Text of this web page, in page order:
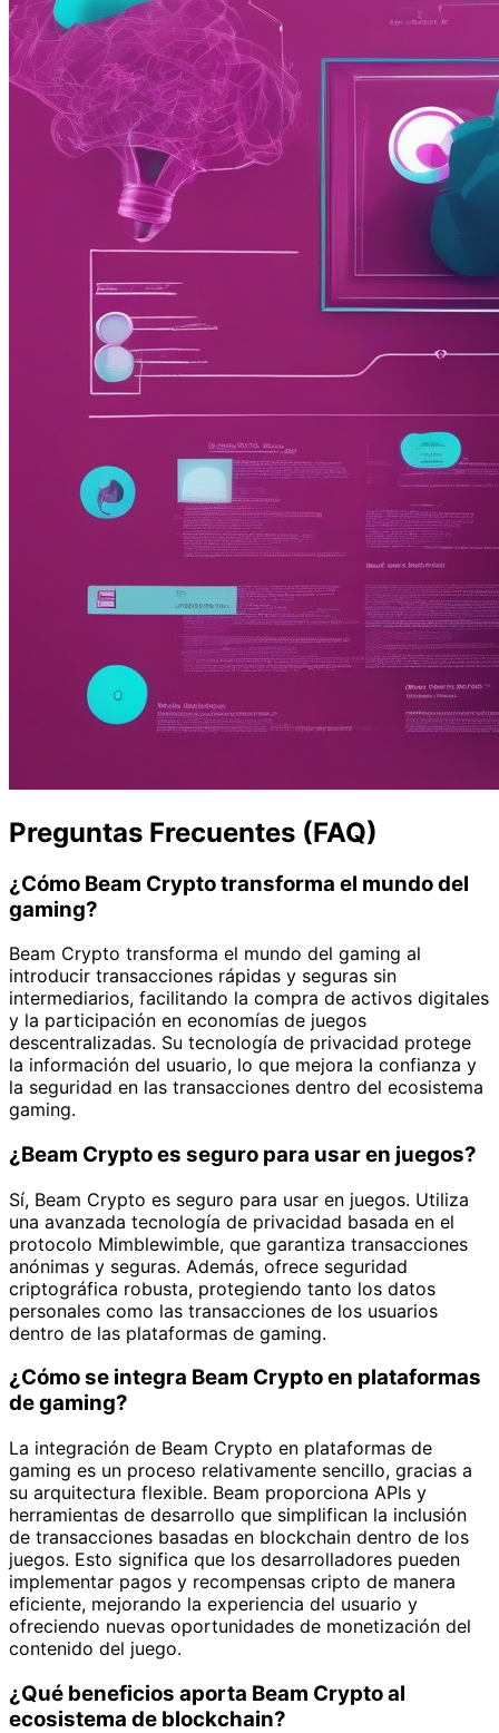
Preguntas Frecuentes (FAQ)
¿Cómo Beam Crypto transforma el mundo del
gaming?
Beam Crypto transforma el mundo del gaming al
introducir transacciones rápidas y seguras sin
intermediarios, facilitando la compra de activos digitales
y la participación en economías de juegos
descentralizadas. Su tecnología de privacidad protege
la información del usuario, lo que mejora la confianza y
la seguridad en las transacciones dentro del ecosistema
gaming.
¿Beam Crypto es seguro para usar en juegos?
Sí, Beam Crypto es seguro para usar en juegos. Utiliza
una avanzada tecnología de privacidad basada en el
protocolo Mimblewimble, que garantiza transacciones
anónimas y seguras. Además, ofrece seguridad
criptográfica robusta, protegiendo tanto los datos
personales como las transacciones de los usuarios
dentro de las plataformas de gaming.
¿Cómo se integra Beam Crypto en plataformas
de gaming?
La integración de Beam Crypto en plataformas de
gaming es un proceso relativamente sencillo, gracias a
su arquitectura flexible. Beam proporciona APIs y
herramientas de desarrollo que simplifican la inclusión
de transacciones basadas en blockchain dentro de los
juegos. Esto significa que los desarrolladores pueden
implementar pagos y recompensas cripto de manera
eficiente, mejorando la experiencia del usuario y
ofreciendo nuevas oportunidades de monetización del
contenido del juego.
¿Qué beneficios aporta Beam Crypto al
ecosistema de blockchain?